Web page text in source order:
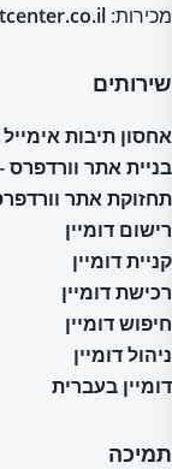
מכירות:
שירותים
אחסון תיבות אימייל Exchange
בניית אתר
תחזוקת אתר
רישום דומיין
קניית דומיין
רכישת דומיין
חיפוש דומיין
ניהול דומיין
דומיין בעברית
תמיכה